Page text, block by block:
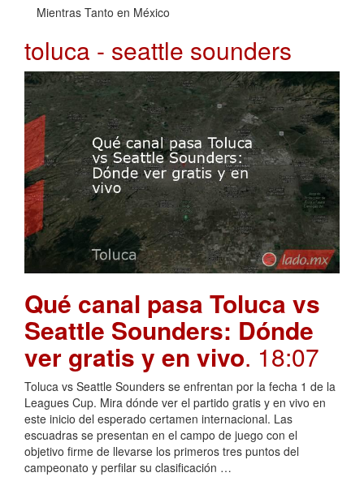
Mientras Tanto en México
toluca - seattle sounders
Qué canal pasa Toluca vs
Seattle Sounders: Dónde
ver gratis y en vivo. 18:07
Toluca vs Seattle Sounders se enfrentan por la fecha 1 de la
Leagues Cup. Mira dónde ver el partido gratis y en vivo en
este inicio del esperado certamen internacional. Las
escuadras se presentan en el campo de juego con el
objetivo firme de llevarse los primeros tres puntos del
campeonato y perfilar su clasificación …